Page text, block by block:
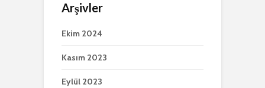
Arşivler
Ekim 2024
Kasım 2023
Eylül 2023